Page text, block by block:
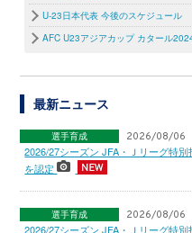
U-23日本代表 今後のスケジュール
AFC U23アジアカップ カタール
最新ニュース
選手育成 2026/08/06
2026/27シーズン JFA・Ｊリーグ特別
を認定
選手育成 2026/08/06
2026/27シーズン JFA・Ｊリーグ特